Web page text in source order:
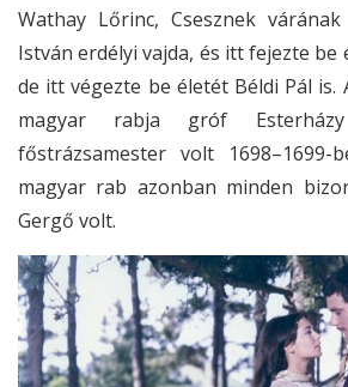
Wathay Lőrinc, Csesznek
István erdélyi vajda, és itt fejezte
de itt végezte be életét Béldi Pál
magyar rabja gróf
főstrázsamester volt 1698–1699-
magyar rab azonban minden
Gergő volt.